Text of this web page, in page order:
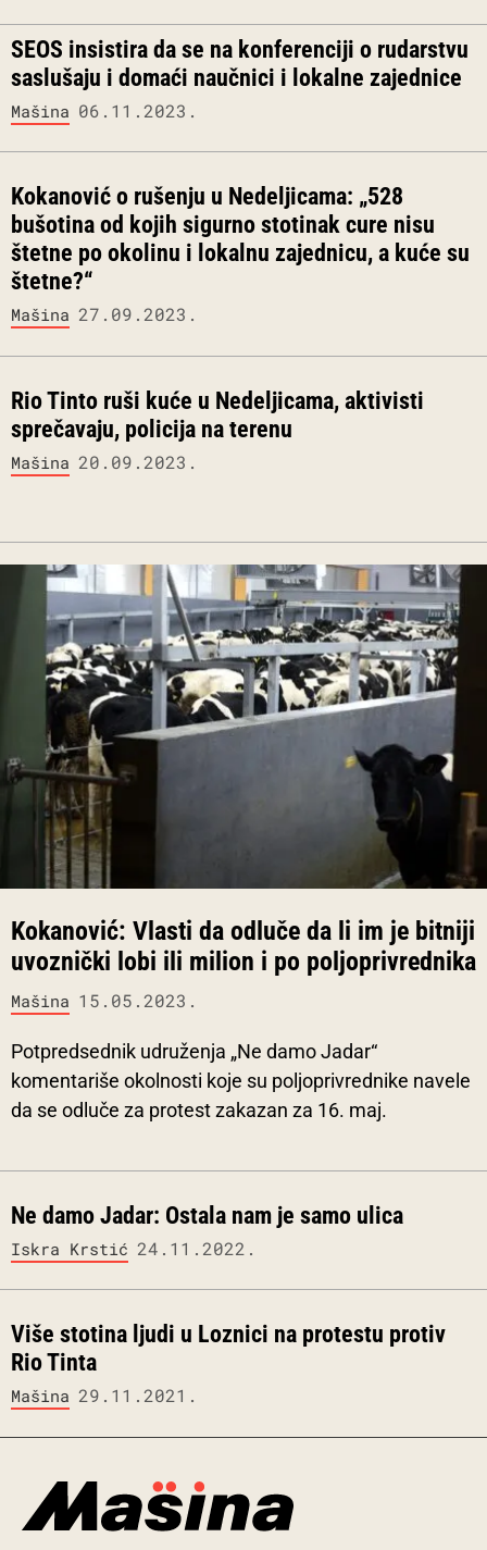
SEOS insistira da se na konferenciji o rudarstvu
saslušaju i domaći naučnici i lokalne zajednice
Mašina 06.11.2023.
Kokanović o rušenju u Nedeljicama: „528
bušotina od kojih sigurno stotinak cure nisu
štetne po okolinu i lokalnu zajednicu, a kuće su
štetne?“
Mašina 27.09.2023.
Rio Tinto ruši kuće u Nedeljicama, aktivisti
sprečavaju, policija na terenu
Mašina 20.09.2023.
Kokanović: Vlasti da odluče da li im je bitniji
uvoznički lobi ili milion i po poljoprivrednika
Mašina 15.05.2023.
Potpredsednik udruženja „Ne damo Jadar“
komentariše okolnosti koje su poljoprivrednike navele
da se odluče za protest zakazan za 16. maj.
Ne damo Jadar: Ostala nam je samo ulica
Iskra Krstić 24.11.2022.
Više stotina ljudi u Loznici na protestu protiv
Rio Tinta
Mašina 29.11.2021.